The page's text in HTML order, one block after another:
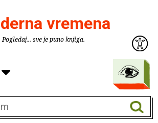
vremena
Pogledaj... sve je puno knjiga.